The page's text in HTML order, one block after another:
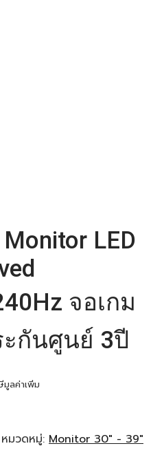
LED
จอเกม
กันศูนย์ 3ปี
ลค่าเพิ่ม
หมวดหมู่: Monitor 30" - 39"